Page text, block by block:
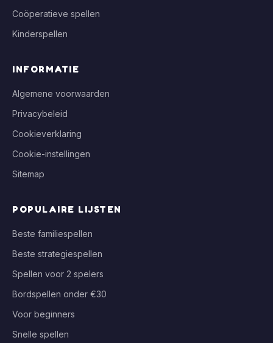
Coöperatieve spellen
Kinderspellen
INFORMATIE
Algemene voorwaarden
Privacybeleid
Cookieverklaring
Cookie-instellingen
Sitemap
POPULAIRE LIJSTEN
Beste familiespellen
Beste strategiespellen
Spellen voor 2 spelers
Bordspellen onder €30
Voor beginners
Snelle spellen